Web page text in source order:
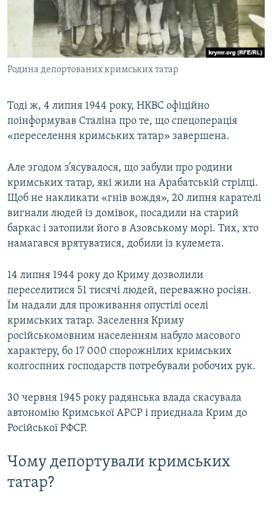
Родина депортованих кримських татар
Тоді ж, 4 липня 1944 року, НКВС офіційно
поінформував Сталіна про те, що спецоперація
«переселення кримських татар» завершена.
Але згодом з’ясувалося, що забули про родини
кримських татар, які жили на Арабатській стрілці.
Щоб не накликати «гнів вождя», 20 липня карателі
вигнали людей із домівок, посадили на старий
баркас і затопили його в Азовському морі. Тих, хто
намагався врятуватися, добили із кулемета.
14 липня 1944 року до Криму дозволили
переселитися 51 тисячі людей, переважно росіян.
Їм надали для проживання опустілі оселі
кримських татар. Заселення Криму
російськомовним населенням набуло масового
характеру, бо 17 000 спорожнілих кримських
колгоспних господарств потребували робочих рук.
30 червня 1945 року радянська влада скасувала
автономію Кримської АРСР і приєднала Крим до
Російської РФСР.
Чому депортували кримських
татар?